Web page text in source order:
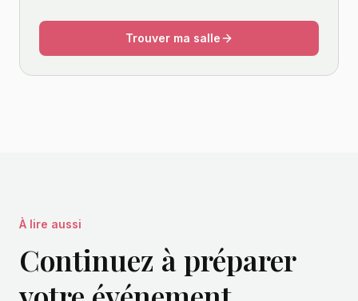
Trouver ma salle
À lire aussi
Continuez à préparer